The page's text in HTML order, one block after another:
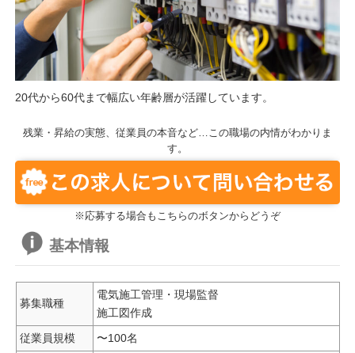
20代から60代まで幅広い年齢層が活躍しています。
残業・昇給の実態、従業員の本音など…この職場の内情がわかりま
す。
※応募する場合もこちらのボタンからどうぞ
基本情報
募集職種
電気施工管理・現場監督
施工図作成
従業員規模
〜100名